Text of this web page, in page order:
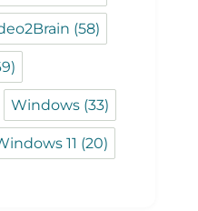
(58)
Windows (33)
11 (20)